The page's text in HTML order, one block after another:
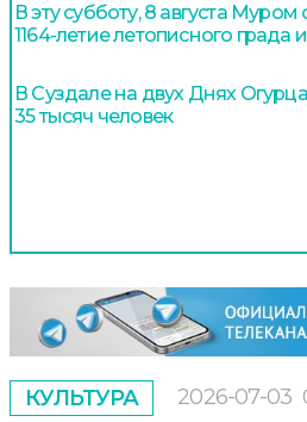
В эту субботу, 8 августа
1164-летие летописного града
В Суздале на двух Днях
35 тысяч человек
КУЛЬТУРА 2026-07-03